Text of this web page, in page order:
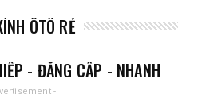
ÔTÔ RẺ
- ĐẲNG CẤP - NHANH
-